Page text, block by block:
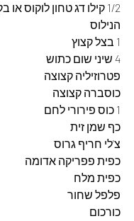
1/2 קילו דג טחון לוקוס
הנילוס
1 בצל קצוץ
4 שיני שום כתוש
פטרוזיליה קצוצה
כוסברה קצוצה
1 כוס פירורי לחם
כף שמן זית
צ'לי חריף גרוס
כפית פפריקה אדומה
כפית מלח
פלפל שחור
כורכום